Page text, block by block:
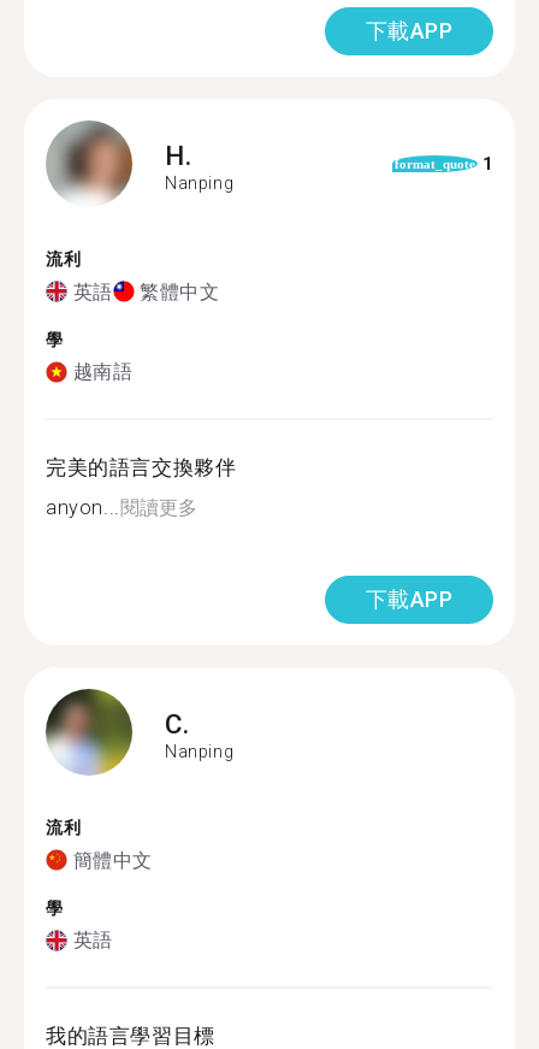
下載APP
H.
Nanping
format_quote 1
流利
英語 繁體中文
學
越南語
完美的語言交換夥伴
anyon...閱讀更多
下載APP
C.
Nanping
流利
簡體中文
學
英語
我的語言學習目標